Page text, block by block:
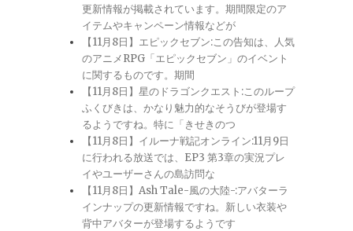
更新情報が掲載されています。期間限定のア
イテムやキャンペーン情報などが
【11月8日】エピックセブン:この告知は、人気
のアニメRPG「エピックセブン」のイベント
に関するものです。期間
【11月8日】星のドラゴンクエスト:このループ
ふくびきは、かなり魅力的なそうびが登場す
るようですね。特に「きせきのつ
【11月8日】イルーナ戦記オンライン:11月9日
に行われる放送では、EP3 第3章の実況プレ
イやユーザーさんの島訪問な
【11月8日】Ash Tale-風の大陸-:アバターラ
インナップの更新情報ですね。新しい衣装や
背中アバターが登場するようです